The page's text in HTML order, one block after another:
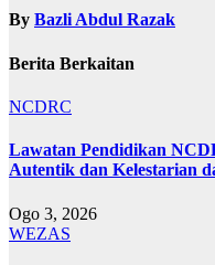
By Bazli Abdul Razak
Berita Berkaitan
NCDRC
Lawatan Pendidikan
Autentik dan Kelestarian
Ogo 3, 2026
WEZAS